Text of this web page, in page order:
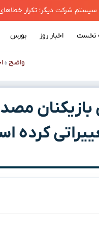
نخست اخبار روز بورس
واضح »
کرده